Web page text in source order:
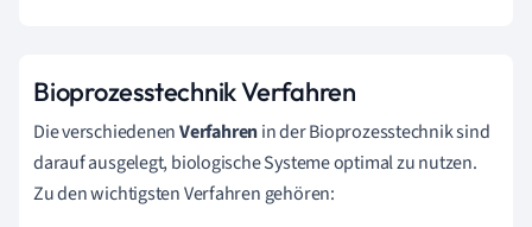
Bioprozesstechnik Verfahren
Die verschiedenenVerfahrenin der Bioprozesstechnik sind
darauf ausgelegt, biologische Systeme optimal zu nutzen.
Zu den wichtigsten Verfahren gehören: